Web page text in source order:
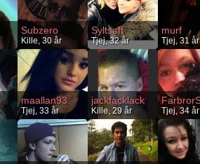
Subzero
Kille, 30 år
Syltsaft
Tjej, 32 år
murf
Tjej, 31 år
maallan93
Tjej, 33 år
jackfacklack
Kille, 29 år Tjej, 34 år